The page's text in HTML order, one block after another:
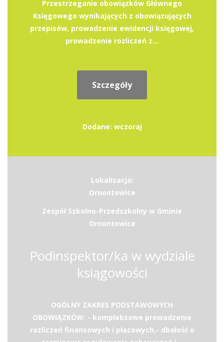
Przestrzeganie obowiązków Głównego
Księgowego wynikających z obowiązujących
przepisów, prowadzenie ewidencji księgowej,
prowadzenie rozliczeń z...
Szczegóły
Dodane: wczoraj
Lokalizacja:
Ornontowice
Zespół Szkolno-Przedszkolny w Gminie
Ornontowice
Podinspektor/ka w wydziale
ksiągowości
OGÓLNY ZAKRES PODSTAWOWYCH
OBOWIĄZKÓW: - kompleksowe prowadzenie
rozliczeń finansowych i płacowych,- dbałość o